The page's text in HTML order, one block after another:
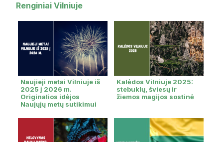
Renginiai Vilniuje
Naujieji metai Vilniuje iš
2025 į 2026 m.
Originalios idėjos
Naujųjų metų sutikimui
Kalėdos Vilniuje 2025:
stebuklų, šviesų ir
žiemos magijos sostinė